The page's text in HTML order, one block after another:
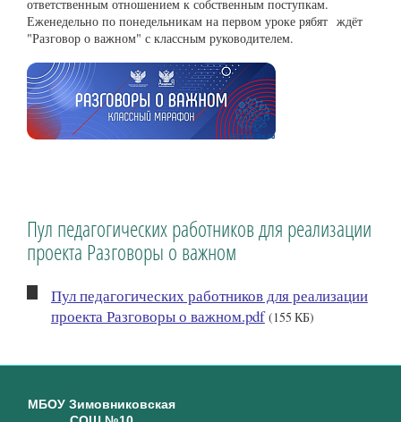
ответственным отношением к собственным поступкам.
Еженедельно по понедельникам на первом уроке рябят ждёт
"Разговор о важном" с классным руководителем.
Пул педагогических работников для реализации
проекта Разговоры о важном
Пул педагогических работников для реализации
проекта Разговоры о важном.pdf (155 КБ)
МБОУ Зимовниковская